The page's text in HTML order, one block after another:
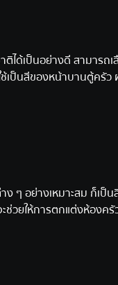
ได้เป็นอย่างดี สามารถเ
ช้เป็นสีของหน้าบานตู้ครั
ง ๆ อย่างเหมาะสม ก็เป็
ช่วยให้การตกแต่งห้องครั